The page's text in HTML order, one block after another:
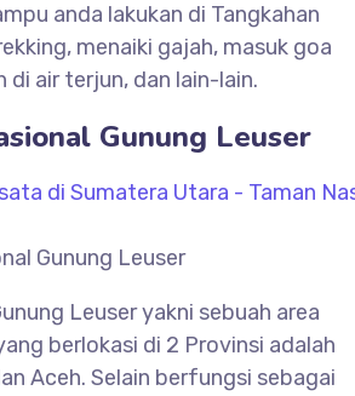
anda lakukan di Tangkahan
menaiki gajah, masuk goa
di air terjun, dan lain-lain.
Gunung Leuser
Gunung Leuser
Leuser yakni sebuah area
berlokasi di 2 Provinsi adalah
Aceh. Selain berfungsi sebagai